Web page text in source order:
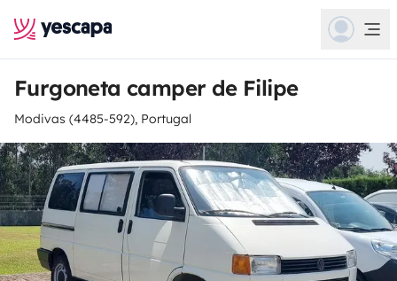
Furgoneta camper de Filipe
Modivas (4485-592), Portugal